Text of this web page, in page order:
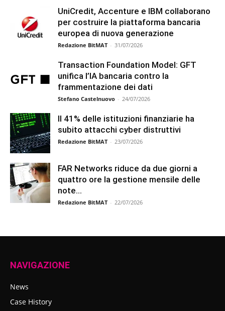
UniCredit, Accenture e IBM collaborano
per costruire la piattaforma bancaria
europea di nuova generazione
Redazione BitMAT - 31/07/2026
Transaction Foundation Model: GFT
unifica l’IA bancaria contro la
frammentazione dei dati
Stefano Castelnuovo - 24/07/2026
Il 41% delle istituzioni finanziarie ha
subito attacchi cyber distruttivi
Redazione BitMAT - 23/07/2026
FAR Networks riduce da due giorni a
quattro ore la gestione mensile delle
note...
Redazione BitMAT - 22/07/2026
NAVIGAZIONE
News
Case History